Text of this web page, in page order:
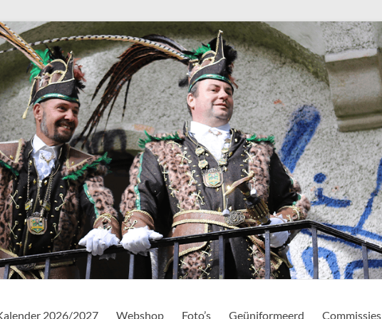
2026/2027 Webshop Foto’s Geüniformeerd Commissies